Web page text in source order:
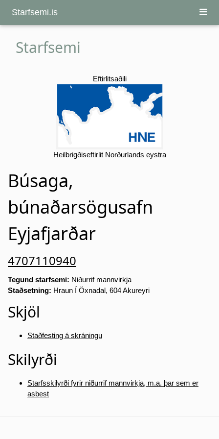
Starfsemi.is
Starfsemi
Eftirlitsaðili
Heilbrigðiseftirlit Norðurlands eystra
Búsaga,
búnaðarsögusafn
Eyjafjarðar
4707110940
Tegund starfsemi: Niðurrif mannvirkja
Staðsetning: Hraun Í Öxnadal, 604 Akureyri
Skjöl
Staðfesting á skráningu
Skilyrði
Starfsskilyrði fyrir niðurrif mannvirkja, m.a. þar sem er
asbest